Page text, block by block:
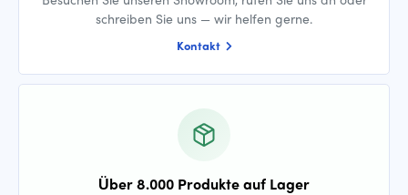
schreiben Sie uns — wir helfen gerne.
Kontakt
Über 8.000 Produkte auf Lager